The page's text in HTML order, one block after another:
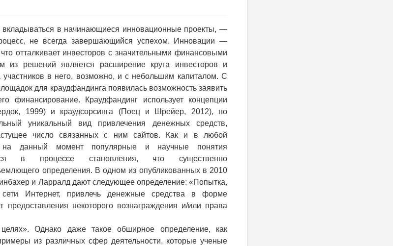
вкладываться в начинающиеся инновационные проекты, —
не всегда завершающийся успехом. Инновации —
отталкивает инвесторов с значительными финансовыми
из решений является расширение круга инвесторов и
участников в него, возможно, и с небольшим капиталом. С
для краудфандинга появилась возможность заявить
финансирование. Краудфандинг использует концепции
1999) и краудсорсинга (Поец и Шрейер, 2012), но
уникальный вид привлечения денежных средств,
число связанных с ним сайтов. Как и в любой
данный момент популярные и научные понятия
в процессе становления, что существенно
определения. В одном из опубликованных в 2010
и Ларралд дают следующее определение: «Попытка,
Интернет, привлечь денежные средства в форме
предоставления некоторого вознаграждения и/или права
Однако даже такое обширное определение, как
из различных сфер деятельности, которые ученые